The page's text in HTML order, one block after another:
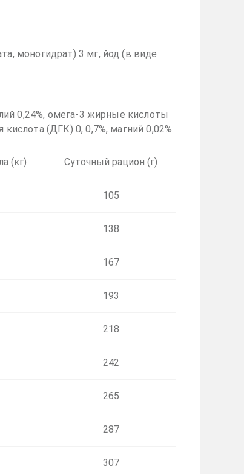
моногидрат) 3 мг, йод (в виде
0,24%, омега-3 жирные кислоты
(ДГК) 0, 0,7%, магний 0,02%.
(кг) Суточный рацион (г)
105
138
167
193
218
242
265
287
307